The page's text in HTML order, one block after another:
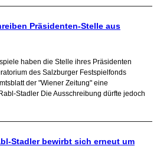
Präsidenten-Stelle aus
haben die Stelle ihres Präsidenten
des Salzburger Festspielfonds
der "Wiener Zeitung" eine
Stadler Die Ausschreibung dürfte jedoch
Stadler bewirbt sich erneut um